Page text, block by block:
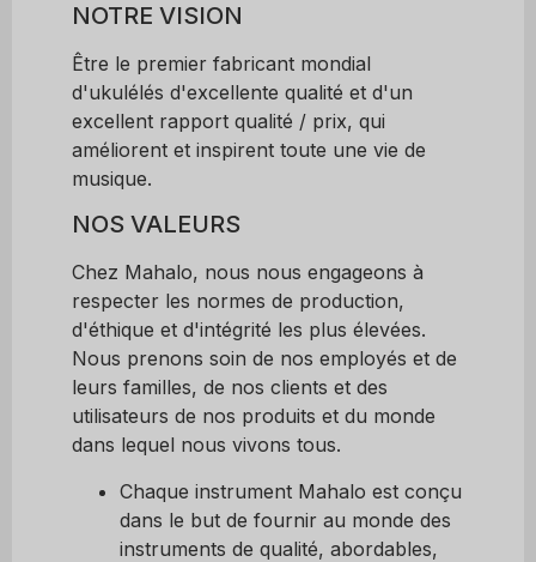
NOTRE VISION
Être le premier fabricant mondial
d'ukulélés d'excellente qualité et d'un
excellent rapport qualité / prix, qui
améliorent et inspirent toute une vie de
musique.
NOS VALEURS
Chez Mahalo, nous nous engageons à
respecter les normes de production,
d'éthique et d'intégrité les plus élevées.
Nous prenons soin de nos employés et de
leurs familles, de nos clients et des
utilisateurs de nos produits et du monde
dans lequel nous vivons tous.
Chaque instrument Mahalo est conçu
dans le but de fournir au monde des
instruments de qualité, abordables,